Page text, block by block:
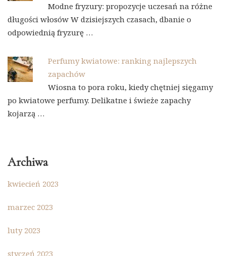
Modne fryzury: propozycje uczesań na różne
długości włosów W dzisiejszych czasach, dbanie o
odpowiednią fryzurę …
Perfumy kwiatowe: ranking najlepszych
zapachów
Wiosna to pora roku, kiedy chętniej sięgamy
po kwiatowe perfumy. Delikatne i świeże zapachy
kojarzą …
Archiwa
kwiecień 2023
marzec 2023
luty 2023
styczeń 2023